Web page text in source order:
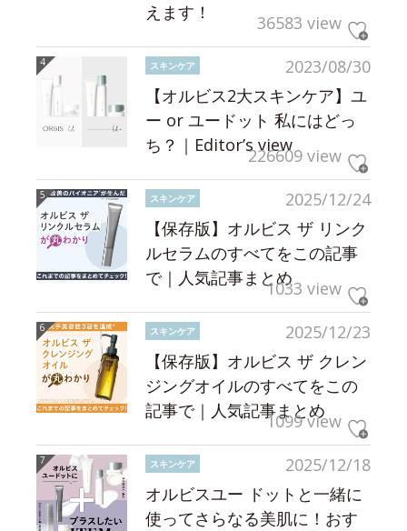
えます！
36583 view
2023/08/30
スキンケア
【オルビス2大スキンケア】ユ
ー or ユードット 私にはどっ
ち？｜Editor’s view226609 view
2025/12/24
スキンケア
【保存版】オルビス ザ リンク
ルセラムのすべてをこの記事
で｜人気記事まとめ1033 view
2025/12/23
スキンケア
【保存版】オルビス ザ クレン
ジングオイルのすべてをこの
記事で｜人気記事まとめ
1099 view
2025/12/18
スキンケア
オルビスユー ドットと一緒に
使ってさらなる美肌に！おす